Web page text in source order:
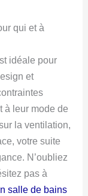
qui et à
idéale pour
et
à leur mode de
la ventilation,
votre suite
N’oubliez
pas à
salle de bains